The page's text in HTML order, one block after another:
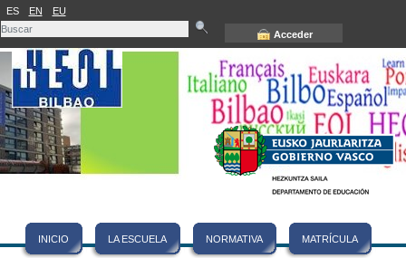
ES EN EU
Acceder
INICIO LA ESCUELA NORMATIVA MATRÍCULA